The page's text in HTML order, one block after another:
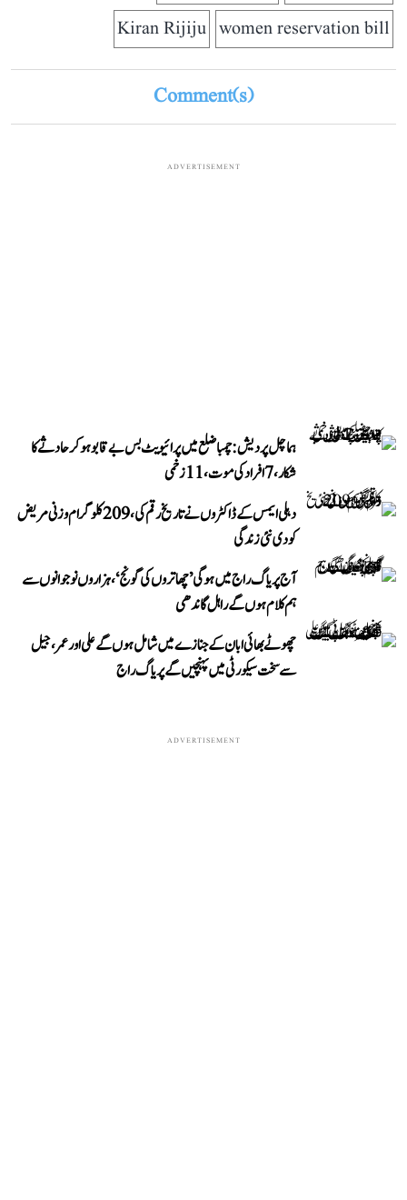
women reservation bill
Kiran Rijiju
Comment(s)
ADVERTISEMENT
ہماچل پردیش: چمبا ضلع میں پرائیویٹ بس بے قابو ہوکر حادثے کا
شکار، 7 افراد کی موت، 11 زخمی
دہلی ایمس کے ڈاکٹروں نے تاریخ رقم کی، 209 کلوگرام وزنی مریض
کو دی نئی زندگی
آج پریاگ راج میں ہوگی ’چھاتروں کی گونج‘، ہزاروں نوجوانوں سے
ہم کلام ہوں گے راہل گاندھی
چھوٹے بھائی ابان کے جنازے میں شامل ہوں گے علی اور عمر، جیل
سے سخت سیکورٹی میں پہنچیں گے پریاگ راج
ADVERTISEMENT